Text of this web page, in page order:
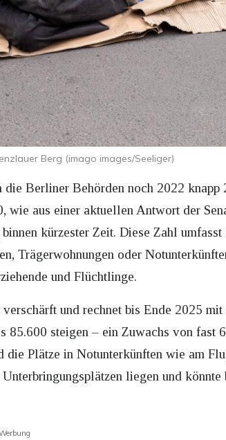
Berg (imago images/Seeliger)
Berliner Behörden noch 2022 knapp
wie aus einer aktuellen Antwort der
kürzester Zeit. Diese Zahl
Trägerwohnungen oder
und Flüchtlinge.
und rechnet bis Ende 2025
steigen – ein Zuwachs von fast
Plätze in Notunterkünften wie am
liegen und könnte